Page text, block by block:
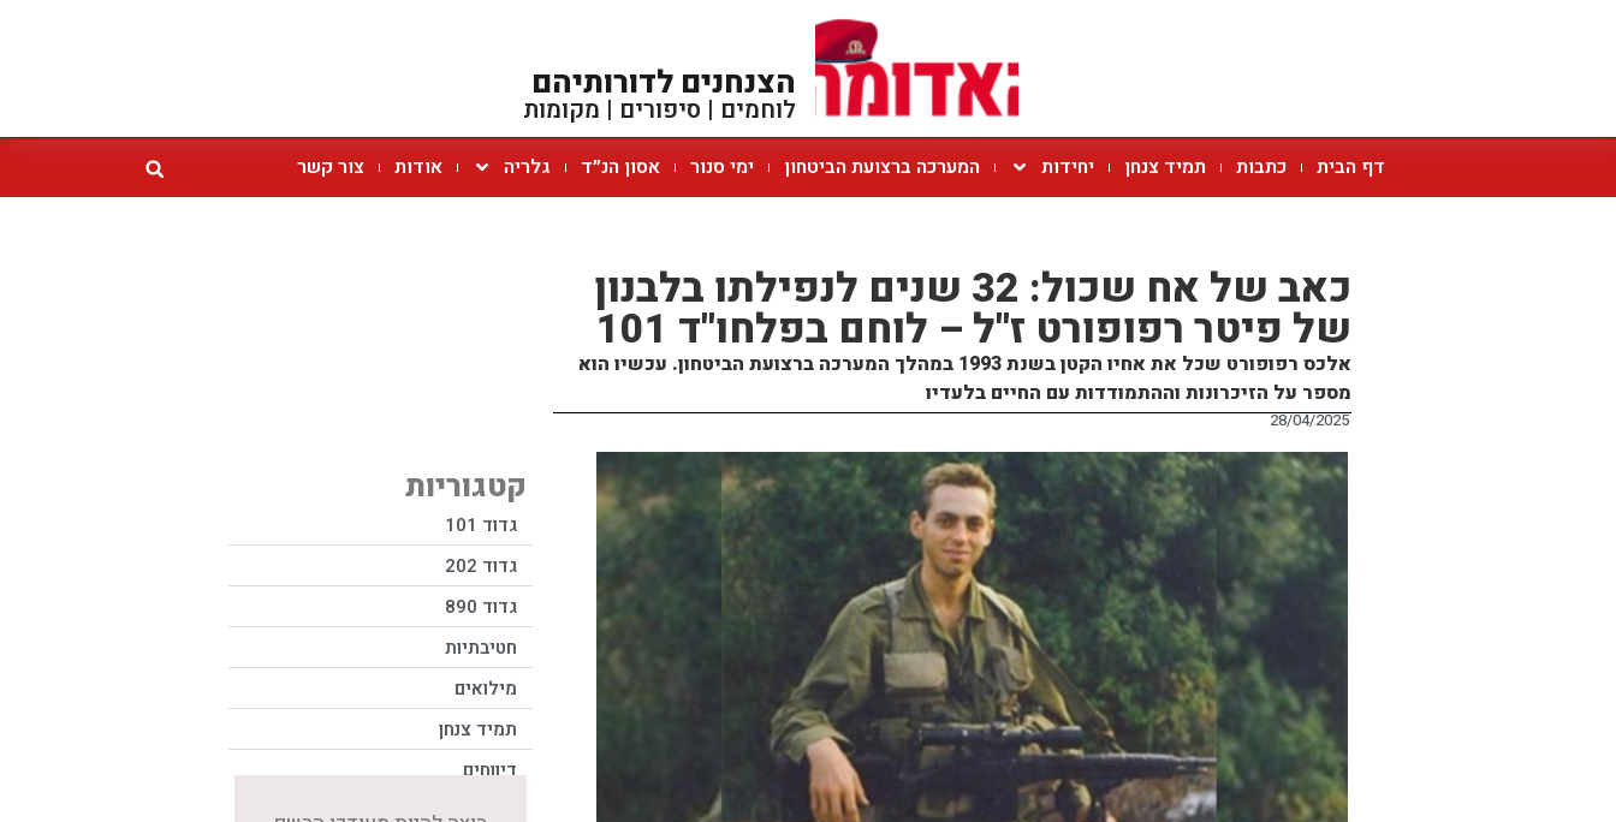
הצנחנים לדורותיהם
לוחמים | סיפורים | מקומות
דף הבית כתבות תמיד צנחן יחידות המערכה ברצועת הביטחון ימי סנור אסון הנ״ד גלריה אודות צור קשר
כאב של אח שכול: 32 שנים לנפילתו בלבנון
של פיטר רפופורט ז"ל – לוחם בפלחו"ד 101
אלכס רפופורט שכל את אחיו הקטן בשנת 1993 במהלך המערכה ברצועת הביטחון. עכשיו הוא
מספר על הזיכרונות וההתמודדות עם החיים בלעדיו
28/04/2025
קטגוריות
גדוד 101
גדוד 202
גדוד 890
חטיבתיות
מילואים
תמיד צנחן
דיווחים